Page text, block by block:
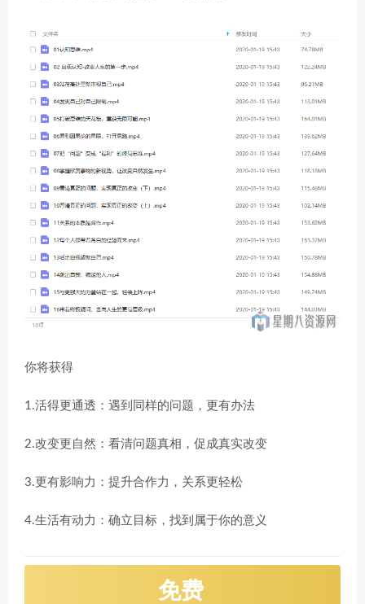
你将获得
1.活得更通透：遇到同样的问题，更有办法
2.改变更自然：看清问题真相，促成真实改变
3.更有影响力：提升合作力，关系更轻松
4.生活有动力：确立目标，找到属于你的意义
免费